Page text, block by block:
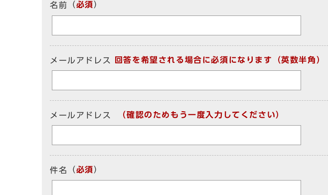
名前 （必須）
メールアドレス 回答を希望される場合に必須になります（英数半角）
メールアドレス （確認のためもう一度入力してください）
件名 （必須）